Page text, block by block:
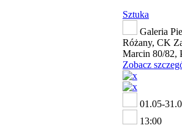
Sztuka
Galeria
Różany, CK
Marcin 80/82,
Zobacz
01.05-
13:00